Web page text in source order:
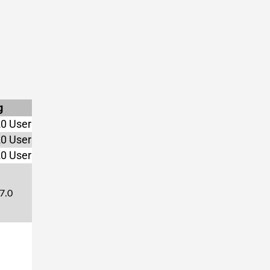
User
User
User